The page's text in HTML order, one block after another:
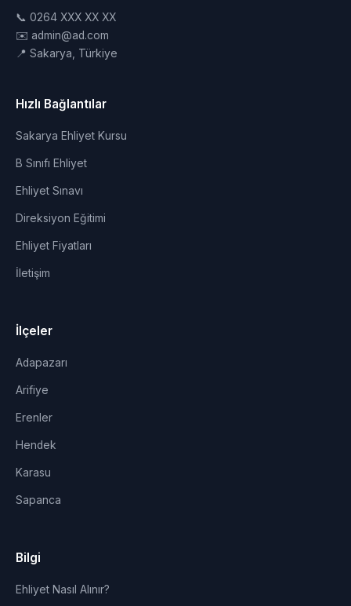
📞 0264 XXX XX XX
✉️ admin@ad.com
📍 Sakarya, Türkiye
Hızlı Bağlantılar
Sakarya Ehliyet Kursu
B Sınıfı Ehliyet
Ehliyet Sınavı
Direksiyon Eğitimi
Ehliyet Fiyatları
İletişim
İlçeler
Adapazarı
Arifiye
Erenler
Hendek
Karasu
Sapanca
Bilgi
Ehliyet Nasıl Alınır?